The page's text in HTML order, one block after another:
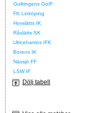
Gullringens GoIF
FK Linköping
Hovslätts IK
Råslätts SK
Ulricehamns IFK
Borens IK
Nässjö FF
LSW IF
Dölj tabell